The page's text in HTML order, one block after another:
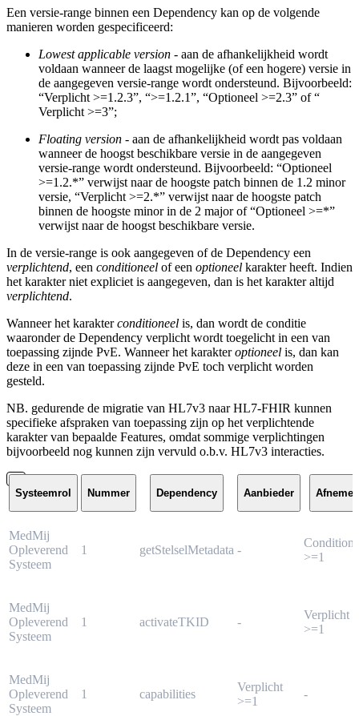
Een versie-range binnen een Dependency kan op de volgende
manieren worden gespecificeerd:
Lowest applicable version - aan de afhankelijkheid wordt
voldaan wanneer de laagst mogelijke (of een hogere) versie in
de aangegeven versie-range wordt ondersteund. Bijvoorbeeld:
“Verplicht >=1.2.3”, “>=1.2.1”, “Optioneel >=2.3” of “
Verplicht >=3”;
Floating version - aan de afhankelijkheid wordt pas voldaan
wanneer de hoogst beschikbare versie in de aangegeven
versie-range wordt ondersteund. Bijvoorbeeld: “Optioneel
>=1.2.*” verwijst naar de hoogste patch binnen de 1.2 minor
versie, “Verplicht >=2.*” verwijst naar de hoogste patch
binnen de hoogste minor in de 2 major of “Optioneel >=*”
verwijst naar de hoogst beschikbare versie.
In de versie-range is ook aangegeven of de Dependency een
verplichtend, een conditioneel of een optioneel karakter heeft. Indien
het karakter niet expliciet is aangegeven, dan is het karakter altijd
verplichtend.
Wanneer het karakterconditioneel is, dan wordt de conditie
waaronder de Dependency verplicht wordt toegelicht in een van
toepassing zijnde PvE. Wanneer het karakteroptioneel is, dan kan
deze in een van toepassing zijnde PvE toch verplicht worden
gesteld.
NB. gedurende de migratie van HL7v3 naar HL7-FHIR kunnen
specifieke afspraken van toepassing zijn op het verplichtende
karakter van bepaalde Features, omdat sommige verplichtingen
bijvoorbeeld nog kunnen zijn vervuld o.b.v. HL7v3 interacties.
Systeemrol Nummer Dependency Aanbieder Afnemer
MedMij
Opleverend
Systeem
1 getStelselMetadata -
>=1
MedMij
Opleverend
Systeem
1 activateTKID -
Verplicht
>=1
MedMij
Opleverend
Systeem
1 capabilities
Verplicht
>=1
-